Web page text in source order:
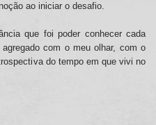
ao iniciar o desafio.
que foi poder conhecer cada
com o meu olhar, com o
do tempo em que vivi no